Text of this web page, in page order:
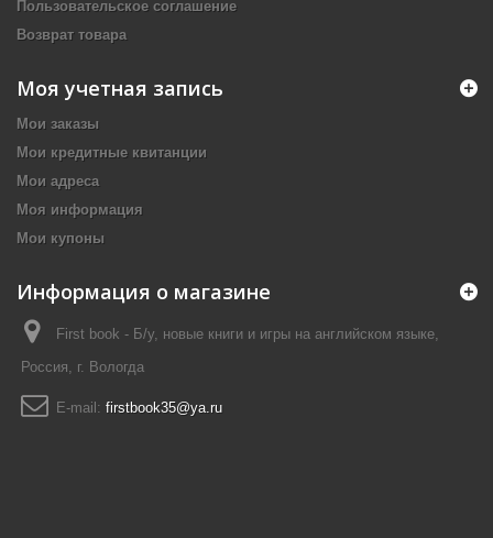
Пользовательское соглашение
Возврат товара
Моя учетная запись
Мои заказы
Мои кредитные квитанции
Мои адреса
Моя информация
Мои купоны
Информация о магазине
First book - Б/у, новые книги и игры на английском языке,
Россия, г. Вологда
E-mail: firstbook35@ya.ru